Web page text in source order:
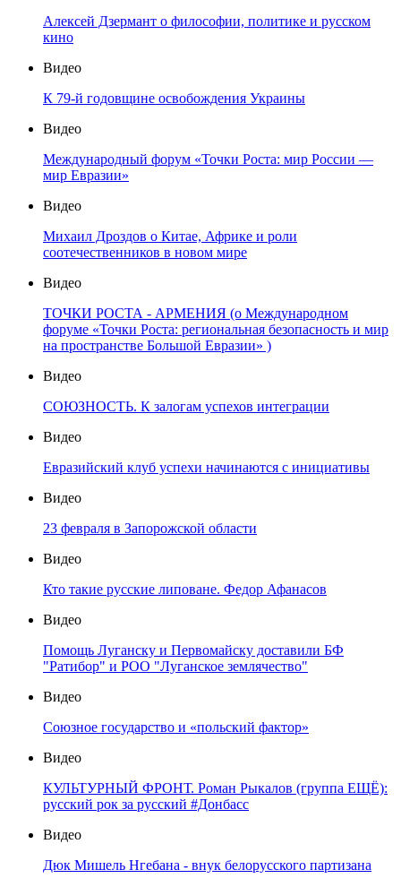
Алексей Дзермант о философии, политике и русском
кино
Видео
К 79-й годовщине освобождения Украины
Видео
Международный форум «Точки Роста: мир России —
мир Евразии»
Видео
Михаил Дроздов о Китае, Африке и роли
соотечественников в новом мире
Видео
ТОЧКИ РОСТА - АРМЕНИЯ (о Международном
форуме «Точки Роста: региональная безопасность и мир
на пространстве Большой Евразии» )
Видео
СОЮЗНОСТЬ. К залогам успехов интеграции
Видео
Евразийский клуб успехи начинаются с инициативы
Видео
23 февраля в Запорожской области
Видео
Кто такие русские липоване. Федор Афанасов
Видео
Помощь Луганску и Первомайску доставили БФ
"Ратибор" и РОО "Луганское землячество"
Видео
Союзное государство и «польский фактор»
Видео
КУЛЬТУРНЫЙ ФРОНТ. Роман Рыкалов (группа ЕЩЁ):
русский рок за русский #Донбасс
Видео
Дюк Мишель Нгебана - внук белорусского партизана